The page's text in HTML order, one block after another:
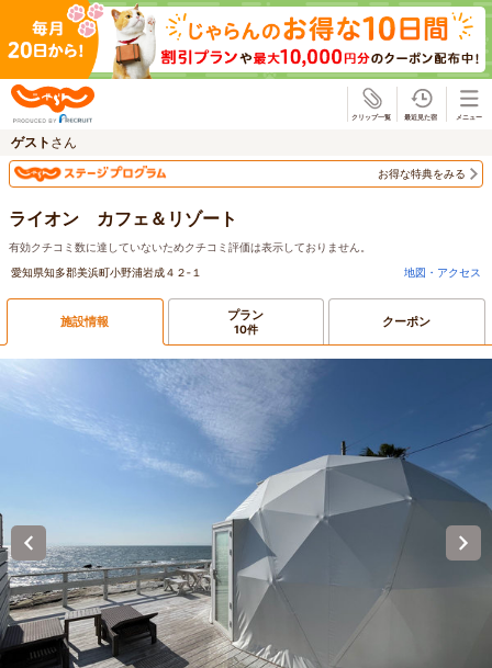
ゲスト さん
お得な特典をみる
ライオン カフェ＆リゾート
有効クチコミ数に達していないためクチコミ評価は表示しておりません。
愛知県知多郡美浜町小野浦岩成４２‐１
地図・アクセス
施設情報 プラン
10件 クーポン